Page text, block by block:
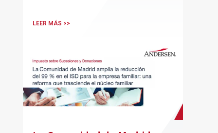
LEER MÁS >>